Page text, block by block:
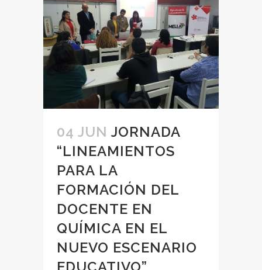
04 JUN JORNADA
“LINEAMIENTOS
PARA LA
FORMACIÓN DEL
DOCENTE EN
QUÍMICA EN EL
NUEVO ESCENARIO